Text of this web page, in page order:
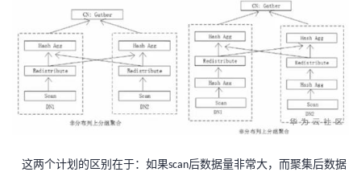
这两个计划的区别在于：如果scan后数据量非常大，而聚集后数据